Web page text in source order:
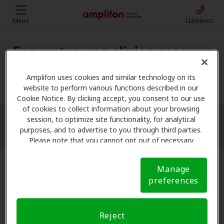
Amplifon uses cookies and similar technology on its
website to perform various functions described in our
Cookie Notice. By clicking accept, you consent to our use
of cookies to collect information about your browsing
session, to optimize site functionality, for analytical
purposes, and to advertise to you through third parties.
Please note that you cannot opt out of necessary
Notice (link here below). If you are using an opt-out
preference signal, we will honor that signal. Cookie
Manage
preferences
Reject
Menú Llámenos
Encuentre una clínica cercana
Mi ubicación
More filters